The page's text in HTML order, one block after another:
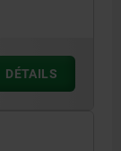
DÉTAILS